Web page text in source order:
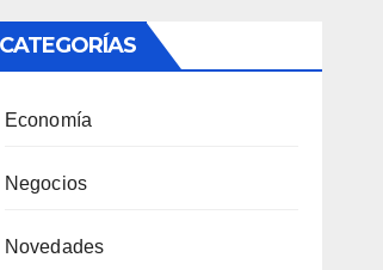
CATEGORÍAS
Economía
Negocios
Novedades